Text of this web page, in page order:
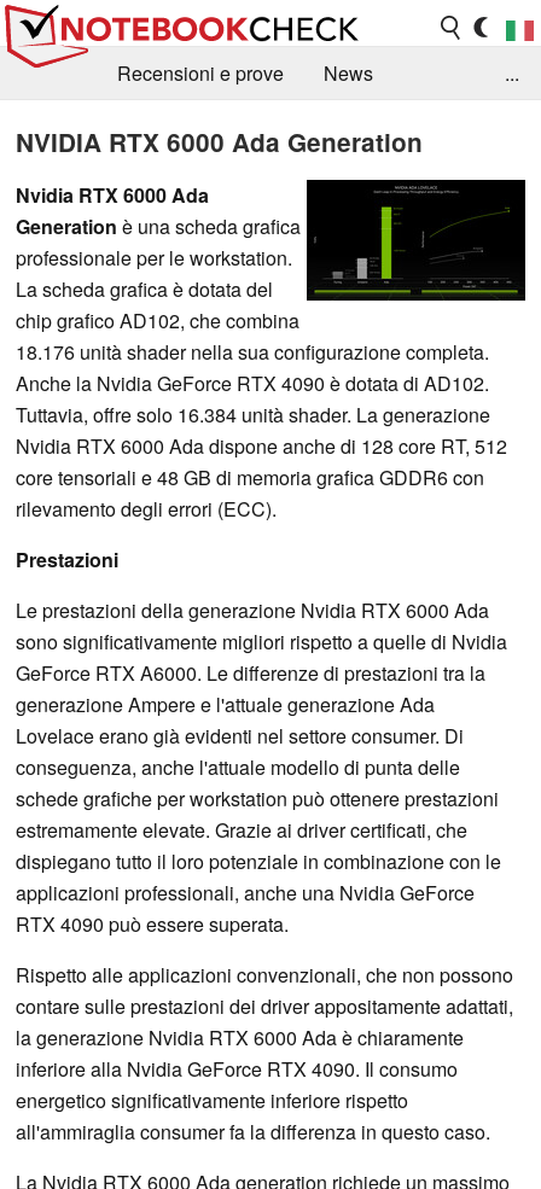
Recensioni e prove
News
Contact
...
NVIDIA RTX 6000 Ada Generation
Nvidia RTX 6000 Ada
Generation è una scheda grafica
professionale per le workstation.
La scheda grafica è dotata del
chip grafico AD102, che combina
18.176 unità shader nella sua configurazione completa.
Anche la Nvidia GeForce RTX 4090 è dotata di AD102.
Tuttavia, offre solo 16.384 unità shader. La generazione
Nvidia RTX 6000 Ada dispone anche di 128 core RT, 512
core tensoriali e 48 GB di memoria grafica GDDR6 con
rilevamento degli errori (ECC).
Prestazioni
Le prestazioni della generazione Nvidia RTX 6000 Ada
sono significativamente migliori rispetto a quelle di Nvidia
GeForce RTX A6000. Le differenze di prestazioni tra la
generazione Ampere e l'attuale generazione Ada
Lovelace erano già evidenti nel settore consumer. Di
conseguenza, anche l'attuale modello di punta delle
schede grafiche per workstation può ottenere prestazioni
estremamente elevate. Grazie ai driver certificati, che
dispiegano tutto il loro potenziale in combinazione con le
applicazioni professionali, anche una Nvidia GeForce
RTX 4090 può essere superata.
Rispetto alle applicazioni convenzionali, che non possono
contare sulle prestazioni dei driver appositamente adattati,
la generazione Nvidia RTX 6000 Ada è chiaramente
inferiore alla Nvidia GeForce RTX 4090. Il consumo
energetico significativamente inferiore rispetto
all'ammiraglia consumer fa la differenza in questo caso.
La Nvidia RTX 6000 Ada generation richiede un massimo